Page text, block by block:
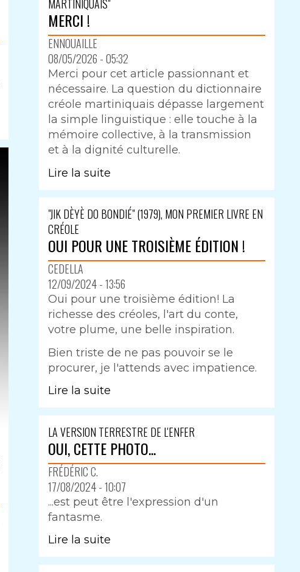
MARTINIQUAIS"
MERCI !
ENNOUAILLE
08/05/2026 - 05:32
Merci pour cet article passionnant et
nécessaire. La question du dictionnaire
créole martiniquais dépasse largement
la simple linguistique : elle touche à la
mémoire collective, à la transmission
et à la dignité culturelle.
Lire la suite
"JIK DÈYÈ DO BONDIÉ" (1979), MON PREMIER LIVRE EN
CRÉOLE
OUI POUR UNE TROISIÈME ÉDITION !
CEDELLA
12/09/2024 - 13:56
Oui pour une troisième édition! La
richesse des créoles, l'art du conte,
votre plume, une belle inspiration.
Bien triste de ne pas pouvoir se le
procurer, je l'attends avec impatience.
Lire la suite
LA VERSION TERRESTRE DE L'ENFER
OUI, CETTE PHOTO...
FRÉDÉRIC C.
17/08/2024 - 10:07
...est peut être l'expression d'un
fantasme.
Lire la suite